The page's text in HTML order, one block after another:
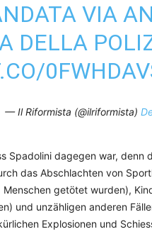
VIA
DELLA
— Il Riformista (@ilriformista)
Spadolini dagegen war, denn
das Abschlachten von
getötet wurden),
und unzähligen anderen
Explosionen und